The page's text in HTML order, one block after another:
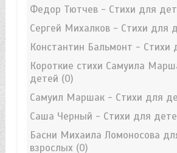
Федор Тютчев - Стихи для
Сергей Михалков - Стихи для
Константин Бальмонт - Стихи
Короткие стихи Самуила
детей (0)
Самуил Маршак - Стихи для
Саша Черный - Стихи для
Басни Михаила Ломоносова
взрослых (0)